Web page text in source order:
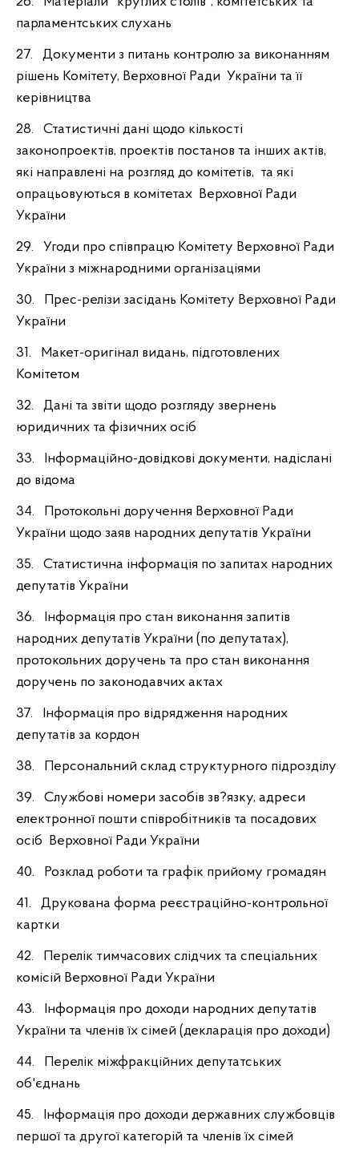
парламентських слухань
27. Документи з питань контролю за виконанням
рішень Комітету, Верховної Ради України та її
керівництва
28. Статистичні дані щодо кількості
законопроектів, проектів постанов та інших актів,
які направлені на розгляд до комітетів, та які
опрацьовуються в комітетах Верховної Ради
України
29. Угоди про співпрацю Комітету Верховної Ради
України з міжнародними організаціями
30. Прес-релізи засідань Комітету Верховної Ради
України
31. Макет-оригінал видань, підготовлених
Комітетом
32. Дані та звіти щодо розгляду звернень
юридичних та фізичних осіб
33. Інформаційно-довідкові документи, надіслані
до відома
34. Протокольні доручення Верховної Ради
України щодо заяв народних депутатів України
35. Статистична інформація по запитах народних
депутатів України
36. Інформація про стан виконання запитів
народних депутатів України (по депутатах),
протокольних доручень та про стан виконання
доручень по законодавчих актах
37. Інформація про відрядження народних
депутатів за кордон
38. Персональний склад структурного підрозділу
39. Службові номери засобів зв?язку, адреси
електронної пошти співробітників та посадових
осіб Верховної Ради України
40. Розклад роботи та графік прийому громадян
41. Друкована форма реєстраційно-контрольної
картки
42. Перелік тимчасових слідчих та спеціальних
комісій Верховної Ради України
43. Інформація про доходи народних депутатів
України та членів їх сімей (декларація про доходи)
44. Перелік міжфракційних депутатських
об'єднань
45. Інформація про доходи державних службовців
першої та другої категорій та членів їх сімей